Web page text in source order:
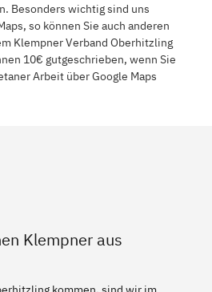
Besonders wichtig sind uns
so können Sie auch anderen
Klempner Verband Oberhitzling
10€ gutgeschrieben, wenn Sie
Arbeit über Google Maps
Klempner aus